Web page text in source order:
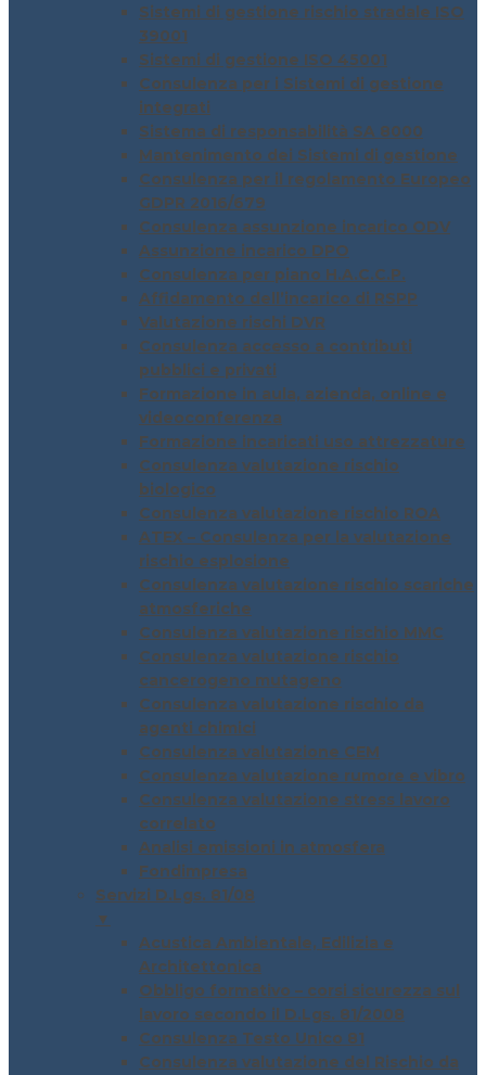
Sistemi di gestione rischio stradale ISO
39001
Sistemi di gestione ISO 45001
Consulenza per i Sistemi di gestione
integrati
Sistema di responsabilità SA 8000
Mantenimento dei Sistemi di gestione
Consulenza per il regolamento Europeo
GDPR 2016/679
Consulenza assunzione incarico ODV
Assunzione incarico DPO
Consulenza per piano H.A.C.C.P.
Affidamento dell’incarico di RSPP
Valutazione rischi DVR
Consulenza accesso a contributi
pubblici e privati
Formazione in aula, azienda, online e
videoconferenza
Formazione incaricati uso attrezzature
Consulenza valutazione rischio
biologico
Consulenza valutazione rischio ROA
ATEX – Consulenza per la valutazione
rischio esplosione
Consulenza valutazione rischio scariche
atmosferiche
Consulenza valutazione rischio MMC
Consulenza valutazione rischio
cancerogeno mutageno
Consulenza valutazione rischio da
agenti chimici
Consulenza valutazione CEM
Consulenza valutazione rumore e vibro
Consulenza valutazione stress lavoro
correlato
Analisi emissioni in atmosfera
Fondimpresa
Servizi D.Lgs. 81/08
▼
Acustica Ambientale, Edilizia e
Architettonica
Obbligo formativo – corsi sicurezza sul
lavoro secondo il D.Lgs. 81/2008
Consulenza Testo Unico 81
Consulenza valutazione del Rischio da